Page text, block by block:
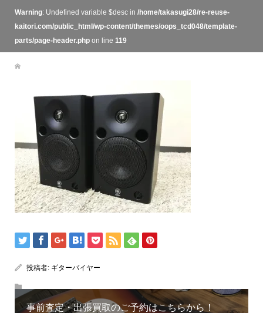
Warning: Undefined variable $desc in /home/takasugi28/re-reuse-
kaitori.com/public_html/wp-content/themes/oops_tcd048/template-
parts/page-header.phpon line 119
投稿者: ギターバイヤー
事前査定・出張買取のご予約はこちらから！